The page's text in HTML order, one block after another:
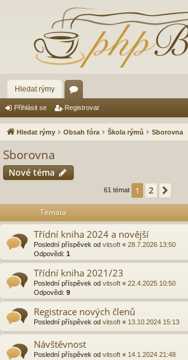
Hledat rýmy
ór
a
Přihlásit se Registrovat
Hledat rýmy Obsah fóra Škola rýmů Sborovna
Sborovna
Nové téma
61 témat 1 2
Témata
Třídní kniha 2024 a novější
Poslední příspěvek od vitsoft « 28.7.2026 13:50
Odpovědi: 1
Třídní kniha 2021/23
Poslední příspěvek od vitsoft « 22.4.2025 10:50
Odpovědi: 9
Registrace nových členů
Poslední příspěvek od vitsoft « 13.10.2024 15:13
Návštěvnost
Poslední příspěvek od vitsoft « 14.1.2024 21:48